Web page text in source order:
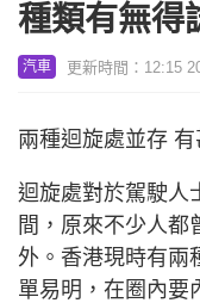
種類有無得
汽車 更新時間：12:15
兩種迴旋處並存 有
迴旋處對於駕駛人
間，原來不少人都
外。香港現時有兩
單易明，在圈內要